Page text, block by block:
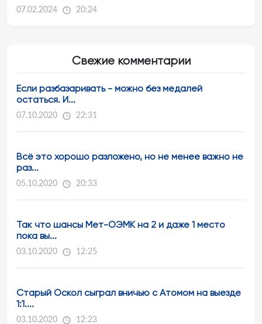
07.02.2024 20:24
Свежие комментарии
Если разбазаривать - можно без медалей
остаться. И...
07.10.2020 22:31
Всё это хорошо разложено, но не менее важно не
раз...
05.10.2020 20:33
Так что шансы Мет-ОЭМК на 2 и даже 1 место
пока вы...
03.10.2020 12:25
Старый Оскол сыграл вничью с Атомом на выезде
1:1....
03.10.2020 12:23